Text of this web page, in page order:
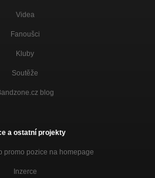
Videa
Fanoušci
Kluby
Soutěže
blog
a ostatní projekty
promo pozice na homepage
Inzerce